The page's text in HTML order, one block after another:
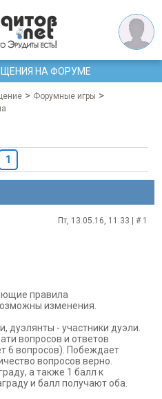
НА ФОРУМЕ
> Форумные игры >
1
Пт, 13.05.16, 11:33 | # 1
правила
изменения.
дуэлянты - участники дуэли.
вопросов и ответов
6 вопросов). Побеждает
вопросов верно.
а также 1 балл к
и балл получают оба.